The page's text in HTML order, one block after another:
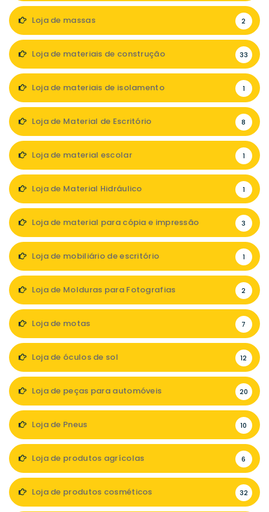
Loja de massas 2
Loja de materiais de construção 33
Loja de materiais de isolamento 1
Loja de Material de Escritório 8
Loja de material escolar 1
Loja de Material Hidráulico 1
Loja de material para cópia e impressão 3
Loja de mobiliário de escritório 1
Loja de Molduras para Fotografias 2
Loja de motas 7
Loja de óculos de sol 12
Loja de peças para automóveis 20
Loja de Pneus 10
Loja de produtos agrícolas 6
Loja de produtos cosméticos 32